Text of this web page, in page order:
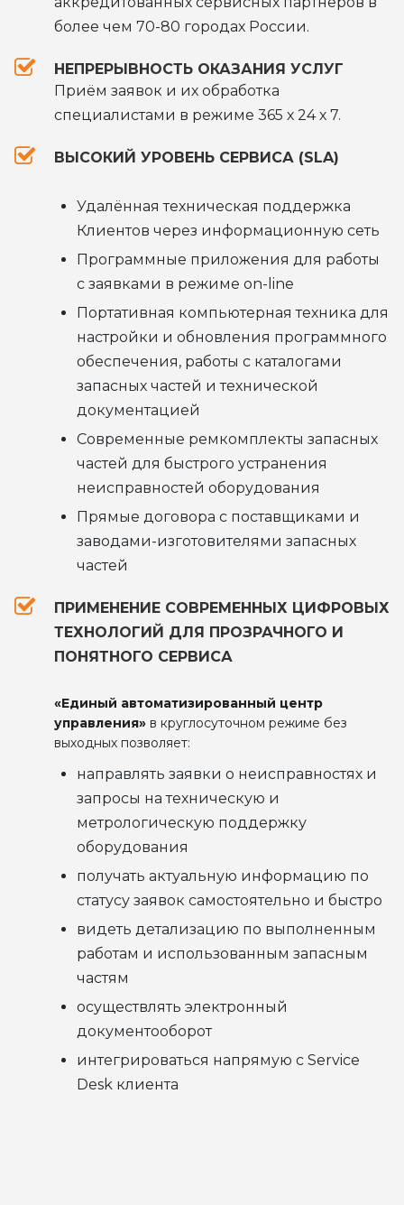
более чем 70-80 городах России.
НЕПРЕРЫВНОСТЬ ОКАЗАНИЯ УСЛУГ
Приём заявок и их обработка
специалистами в режиме 365 х 24 х 7.
ВЫСОКИЙ УРОВЕНЬ СЕРВИСА (SLA)
Удалённая техническая поддержка
Клиентов через информационную сеть
Программные приложения для работы
с заявками в режиме on-line
Портативная компьютерная техника для
настройки и обновления программного
обеспечения, работы с каталогами
запасных частей и технической
документацией
Современные ремкомплекты запасных
частей для быстрого устранения
неисправностей оборудования
Прямые договора с поставщиками и
заводами-изготовителями запасных
частей
ПРИМЕНЕНИЕ СОВРЕМЕННЫХ ЦИФРОВЫХ
ТЕХНОЛОГИЙ ДЛЯ ПРОЗРАЧНОГО И
ПОНЯТНОГО СЕРВИСА
«Единый автоматизированный центр
управления» в круглосуточном режиме без
выходных позволяет:
направлять заявки о неисправностях и
запросы на техническую и
метрологическую поддержку
оборудования
получать актуальную информацию по
статусу заявок самостоятельно и быстро
видеть детализацию по выполненным
работам и использованным запасным
частям
осуществлять электронный
документооборот
интегрироваться напрямую с Service
Desk клиента